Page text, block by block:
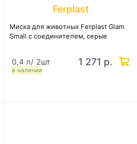
Ferplast
Миска для животных Ferplast Glam
Small с соединителем, серые
в наличии
0,4 л/ 2шт 1 271 р.